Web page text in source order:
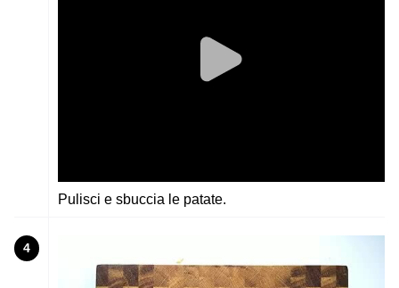
Pulisci e sbuccia le patate.
4